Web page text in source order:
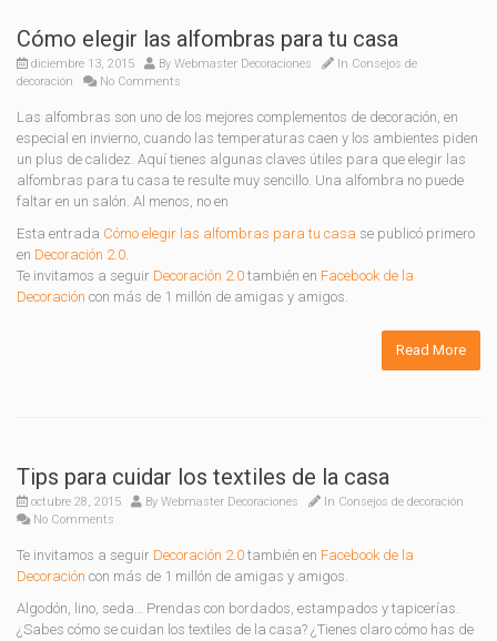
Cómo elegir las alfombras para tu casa
diciembre 13, 2015 By Webmaster Decoraciones In Consejos de
decoración
No Comments
Las alfombras son uno de los mejores complementos de decoración, en
especial en invierno, cuando las temperaturas caen y los ambientes piden
un plus de calidez. Aquí tienes algunas claves útiles para que elegir las
alfombras para tu casa te resulte muy sencillo. Una alfombra no puede
faltar en un salón. Al menos, no en
Esta entrada Cómo elegir las alfombras para tu casa se publicó primero
en Decoración 2.0.
Te invitamos a seguir Decoración 2.0 también en Facebook de la
Decoración con más de 1 millón de amigas y amigos.
Read More
Tips para cuidar los textiles de la casa
octubre 28, 2015 By Webmaster Decoraciones In Consejos de decoración
No Comments
Te invitamos a seguir Decoración 2.0 también en Facebook de la
Decoración con más de 1 millón de amigas y amigos.
Algodón, lino, seda… Prendas con bordados, estampados y tapicerías.
¿Sabes cómo se cuidan los textiles de la casa? ¿Tienes claro cómo has de